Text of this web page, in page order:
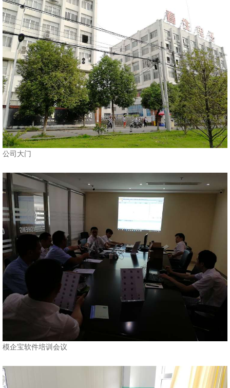
公司大门
模企宝软件培训会议